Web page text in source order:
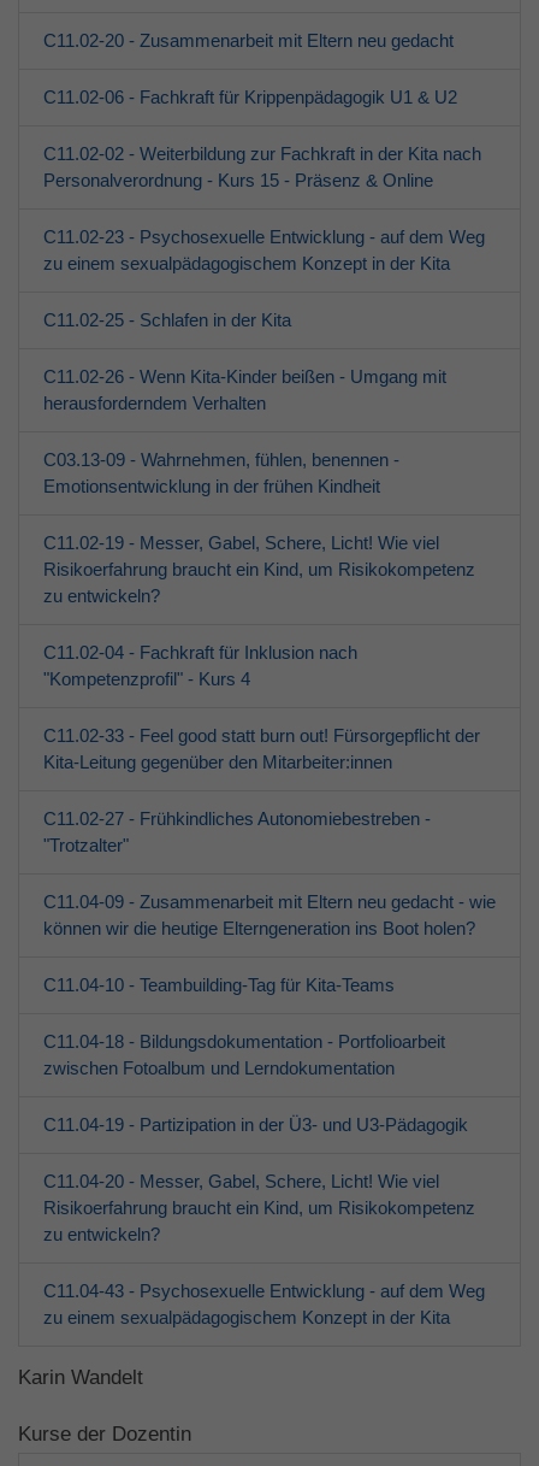
C11.02-20 - Zusammenarbeit mit Eltern neu gedacht
C11.02-06 - Fachkraft für Krippenpädagogik U1 & U2
C11.02-02 - Weiterbildung zur Fachkraft in der Kita nach
Personalverordnung - Kurs 15 - Präsenz & Online
C11.02-23 - Psychosexuelle Entwicklung - auf dem Weg
zu einem sexualpädagogischem Konzept in der Kita
C11.02-25 - Schlafen in der Kita
C11.02-26 - Wenn Kita-Kinder beißen - Umgang mit
herausforderndem Verhalten
C03.13-09 - Wahrnehmen, fühlen, benennen -
Emotionsentwicklung in der frühen Kindheit
C11.02-19 - Messer, Gabel, Schere, Licht! Wie viel
Risikoerfahrung braucht ein Kind, um Risikokompetenz
zu entwickeln?
C11.02-04 - Fachkraft für Inklusion nach
"Kompetenzprofil" - Kurs 4
C11.02-33 - Feel good statt burn out! Fürsorgepflicht der
Kita-Leitung gegenüber den Mitarbeiter:innen
C11.02-27 - Frühkindliches Autonomiebestreben -
"Trotzalter"
C11.04-09 - Zusammenarbeit mit Eltern neu gedacht - wie
können wir die heutige Elterngeneration ins Boot holen?
C11.04-10 - Teambuilding-Tag für Kita-Teams
C11.04-18 - Bildungsdokumentation - Portfolioarbeit
zwischen Fotoalbum und Lerndokumentation
C11.04-19 - Partizipation in der Ü3- und U3-Pädagogik
C11.04-20 - Messer, Gabel, Schere, Licht! Wie viel
Risikoerfahrung braucht ein Kind, um Risikokompetenz
zu entwickeln?
C11.04-43 - Psychosexuelle Entwicklung - auf dem Weg
zu einem sexualpädagogischem Konzept in der Kita
Karin Wandelt
Kurse der Dozentin